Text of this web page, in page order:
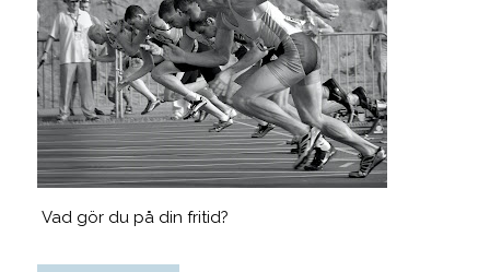
Vad gör du på din fritid?